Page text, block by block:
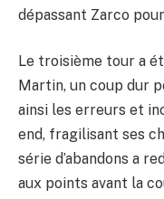
dépassant Zarco
Le troisième tour a
Martin, un coup dur
ainsi les erreurs et
end, fragilisant ses
série d’abandons a
aux points avant la